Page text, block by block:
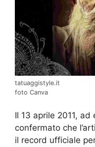
tatuaggistyle.it
foto Canva
Il 13 aprile 2011,
confermato che
il record ufficiale